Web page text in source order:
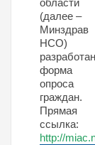
области
(далее –
Минздрав
НСО)
форма
опроса
граждан.
Прямая
ссылка:
http://